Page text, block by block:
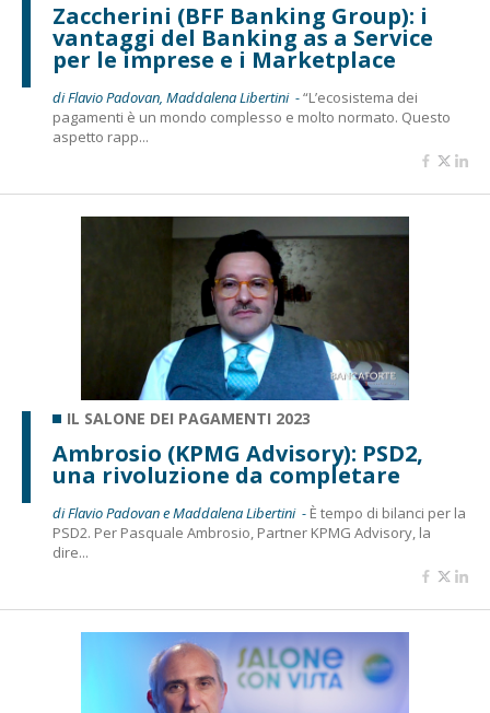
Zaccherini (BFF Banking Group): i
vantaggi del Banking as a Service
per le imprese e i Marketplace
di Flavio Padovan, Maddalena Libertini -“L’ecosistema dei
pagamenti è un mondo complesso e molto normato. Questo
aspetto rapp...
IL SALONE DEI PAGAMENTI 2023
Ambrosio (KPMG Advisory): PSD2,
una rivoluzione da completare
di Flavio Padovan e Maddalena Libertini - È tempo di bilanci per la
PSD2. Per Pasquale Ambrosio, Partner KPMG Advisory, la
dire...